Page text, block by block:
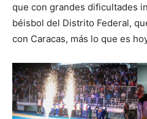
que con grandes dificultades
béisbol del Distrito Federal,
con Caracas, más lo que es